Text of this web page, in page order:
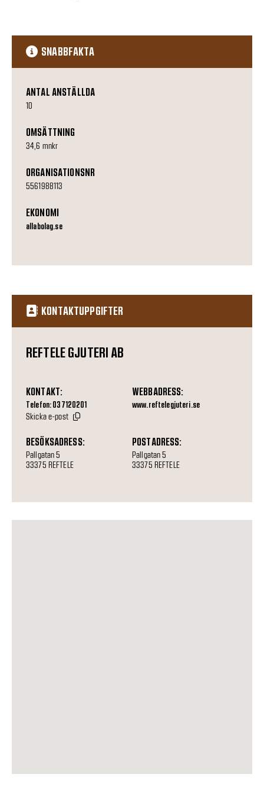
SNABBFAKTA
ANTAL ANSTÄLLDA
10
OMSÄTTNING
34,6 mnkr
ORGANISATIONSNR
5561988113
EKONOMI
allabolag.se
KONTAKTUPPGIFTER
REFTELE GJUTERI AB
KONTAKT:
Telefon: 037120201
Skicka e-post
WEBBADRESS:
www.reftelegjuteri.se
BESÖKSADRESS:
Pallgatan 5
33375 REFTELE
POSTADRESS:
Pallgatan 5
33375 REFTELE